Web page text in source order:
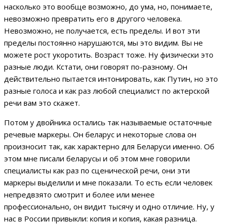
насколько это вообще возможно, до ума, но, понимаете,
невозможно превратить его в другого человека.
Невозможно, не получается, есть пределы. И вот эти
пределы постоянно нарушаются, мы это видим. Вы не
можете рост укоротить. Возраст тоже. Ну физически это
разные люди. Кстати, они говорят по-разному. Он
действительно пытается интонировать, как Путин, но это
разные голоса и как раз любой специалист по актерской
речи вам это скажет.
Потом у двойника остались так называемые остаточные
речевые маркеры. Он беларус и некоторые слова он
произносит так, как характерно для Беларуси именно. Об
этом мне писали беларусы и об этом мне говорили
специалисты как раз по сценической речи, они эти
маркеры выделили и мне показали. То есть если человек
непредвзято смотрит и более или менее
профессионально, он видит тысячу и одно отличие. Ну, у
нас в России привыкли: копия и копия, какая разница.